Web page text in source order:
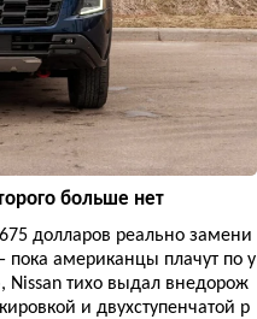
больше нет
долларов реально замени
пока американцы плачут по у
тихо выдал внедорож
и двухступенчатой р